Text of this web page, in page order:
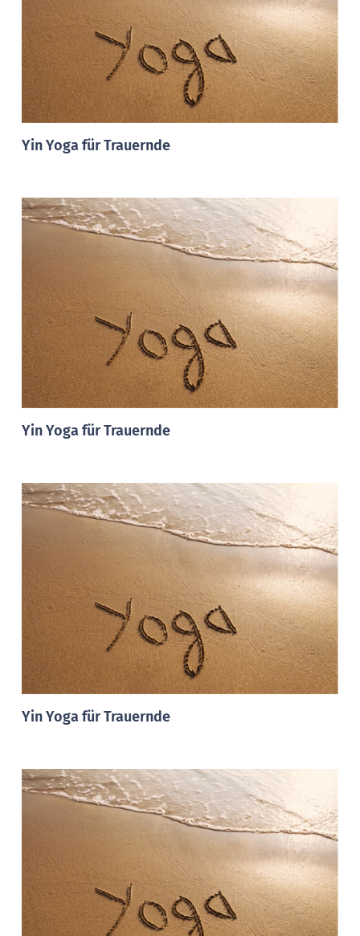
Yin Yoga für Trauernde
Yin Yoga für Trauernde
Yin Yoga für Trauernde